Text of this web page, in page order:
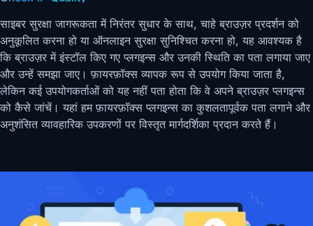
साइबर सुरक्षा जागरूकता में निरंतर सुधार के साथ, चाहे ब्राउज़र प्रदर्शन को
अनुकूलित करना हो या ऑनलाइन सुरक्षा सुनिश्चित करना हो, यह आवश्यक है
कि ब्राउज़र में इंस्टॉल किए गए प्लगइन्स और उनकी स्थिति का पता लगाया जाए
और उन्हें समझा जाए। फ़ायरफ़ॉक्स व्यापक रूप से उपयोग किया जाता है,
लेकिन कई उपयोगकर्ताओं को यह नहीं पता होता कि वे अपने ब्राउज़र प्लगइन्स
को कैसे जांचें। यहां हम फ़ायरफ़ॉक्स प्लगइन्स का कुशलतापूर्वक पता लगाने और
अनुशंसित व्यावहारिक उपकरणों पर विस्तृत मार्गदर्शिका प्रदान करते हैं।